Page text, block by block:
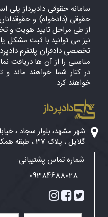
سامانه حقوقی دادپرداز
حقوقی (دادخواه) و
از طی مراحل تایید هویت و
نیز می توانید با ثبت مشکل
تخصصی دادفران پلتفرم
مناسبی را از آن ها دریافت
در کنار شما خواهند ماند و
خواهند کرد.
دادپرداز
گلایل ، پلاک 37 ، طبقه همکف
شماره تماس پشتیبانی:
09384688028